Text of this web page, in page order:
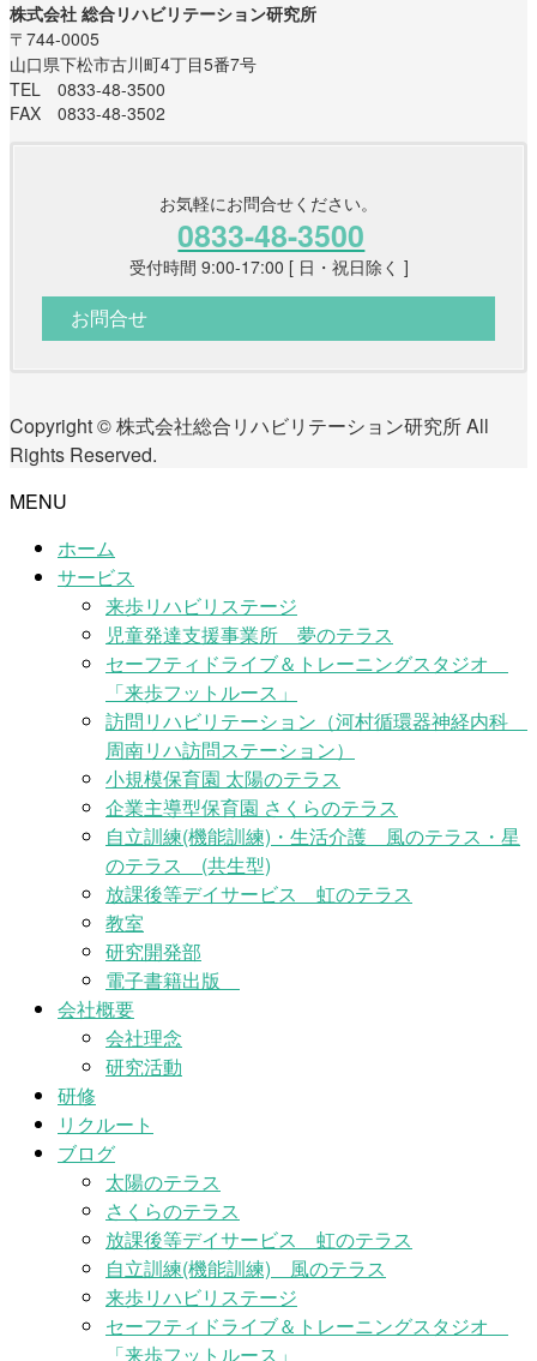
株式会社 総合リハビリテーション研究所
〒744-0005
山口県下松市古川町4丁目5番7号
TEL 0833-48-3500
FAX 0833-48-3502
お気軽にお問合せください。
0833-48-3500
受付時間 9:00-17:00 [ 日・祝日除く ]
お問合せ
Copyright © 株式会社総合リハビリテーション研究所 All
Rights Reserved.
MENU
ホーム
サービス
来歩リハビリステージ
児童発達支援事業所 夢のテラス
セーフティドライブ＆トレーニングスタジオ
「来歩フットルース」
訪問リハビリテーション（河村循環器神経内科
周南リハ訪問ステーション）
小規模保育園 太陽のテラス
企業主導型保育園 さくらのテラス
自立訓練(機能訓練)・生活介護 風のテラス・星
のテラス (共生型)
放課後等デイサービス 虹のテラス
教室
研究開発部
電子書籍出版
会社概要
会社理念
研究活動
研修
リクルート
ブログ
太陽のテラス
さくらのテラス
放課後等デイサービス 虹のテラス
自立訓練(機能訓練) 風のテラス
来歩リハビリステージ
セーフティドライブ＆トレーニングスタジオ
「来歩フットルース」